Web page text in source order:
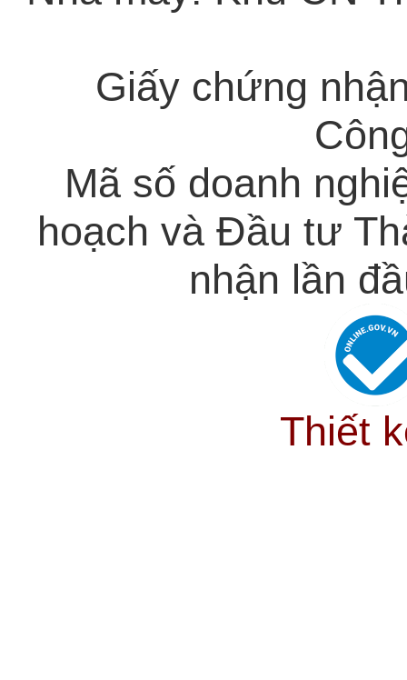
Giấy chứng
Mã số doanh
hoạch và Đầu tư
nhận lần
Thiết